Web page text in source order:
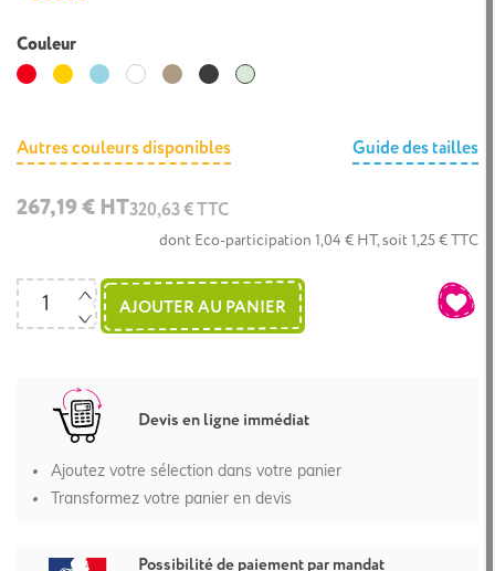
Couleur
RougeJauneBleu
BlancTaupeAnthracite
Vert
Autres couleurs disponibles Guide des tailles
267,19 € HT320,63 € TTC
dont Eco-participation 1,04 € HT, soit 1,25 € TTC
AJOUTER AU PANIER
Devis en ligne immédiat
Ajoutez votre sélection dans votre panier
Transformez votre panier en devis
Possibilité de paiement par mandat